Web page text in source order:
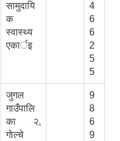
सामुदायि
क
स्वास्थ्य
एकार्इ
4
6
6
2
5
5
जुगल
गाउँपालि
का २,
गाेल्चे
9
8
6
9